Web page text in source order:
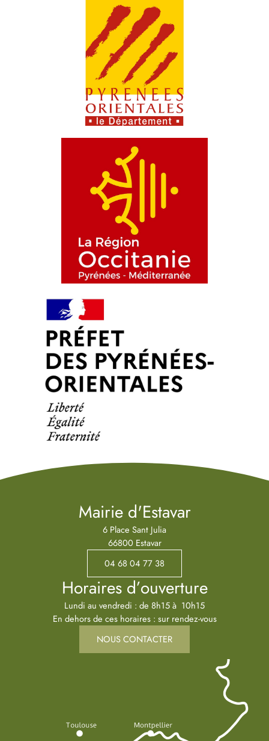
Mairie d'Estavar
6 Place Sant Julia
66800 Estavar
04 68 04 77 38
Horaires d’ouverture
Lundi au vendredi : de 8h15 à 10h15
En dehors de ces horaires : sur rendez-vous
NOUS CONTACTER